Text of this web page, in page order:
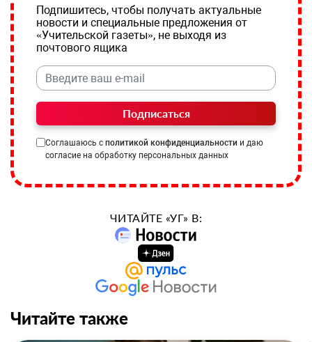
Подпишитесь, чтобы получать актуальные
новости и специальные предложения от
«Учительской газеты», не выходя из
почтового ящика
Подписаться
Соглашаюсь с политикой конфиденциальности и даю
согласие на обработку персональных данных
ЧИТАЙТЕ «УГ» В:
Читайте также